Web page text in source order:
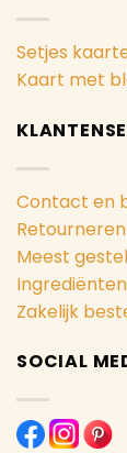
Setjes
Kaart met
Contact en
Retourneren
Meest
Zakelijk
SOCIAL